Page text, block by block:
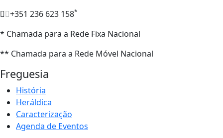
+351 236 623 158*
* Chamada para a Rede Fixa Nacional
** Chamada para a Rede Móvel Nacional
Freguesia
História
Heráldica
Caracterização
Agenda de Eventos